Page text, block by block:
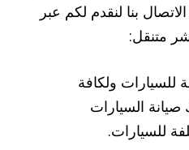
بنا لنقدم لكم عبر
متنقل:
للسيارات ولكافة
صيانة السيارات
للسيارات.